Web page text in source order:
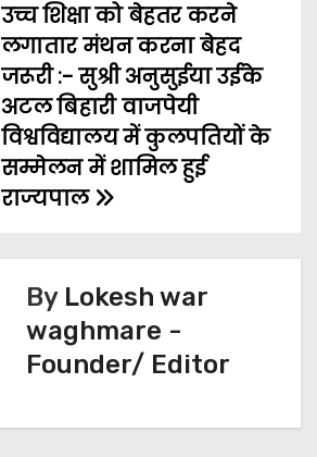
t
s
A
p
p
s
e
n
g
e
r
e
g
r
a
m
r
e
उच्च शिक्षा को बेहतर करने
लगातार मंथन करना बेहद
जरूरी :- सुश्री अनुसुईया उईके
अटल बिहारी वाजपेयी
विश्वविद्यालय में कुलपतियों के
सम्मेलन में शामिल हुई
राज्यपाल
By Lokesh war
waghmare -
Founder/ Editor